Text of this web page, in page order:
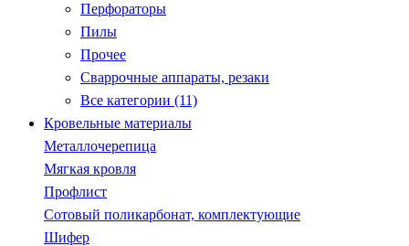
Перфораторы
Пилы
Прочее
Сваррочные аппараты, резаки
Все категории (11)
Кровельные материалы
Металлочерепица
Мягкая кровля
Профлист
Сотовый поликарбонат, комплектующие
Шифер